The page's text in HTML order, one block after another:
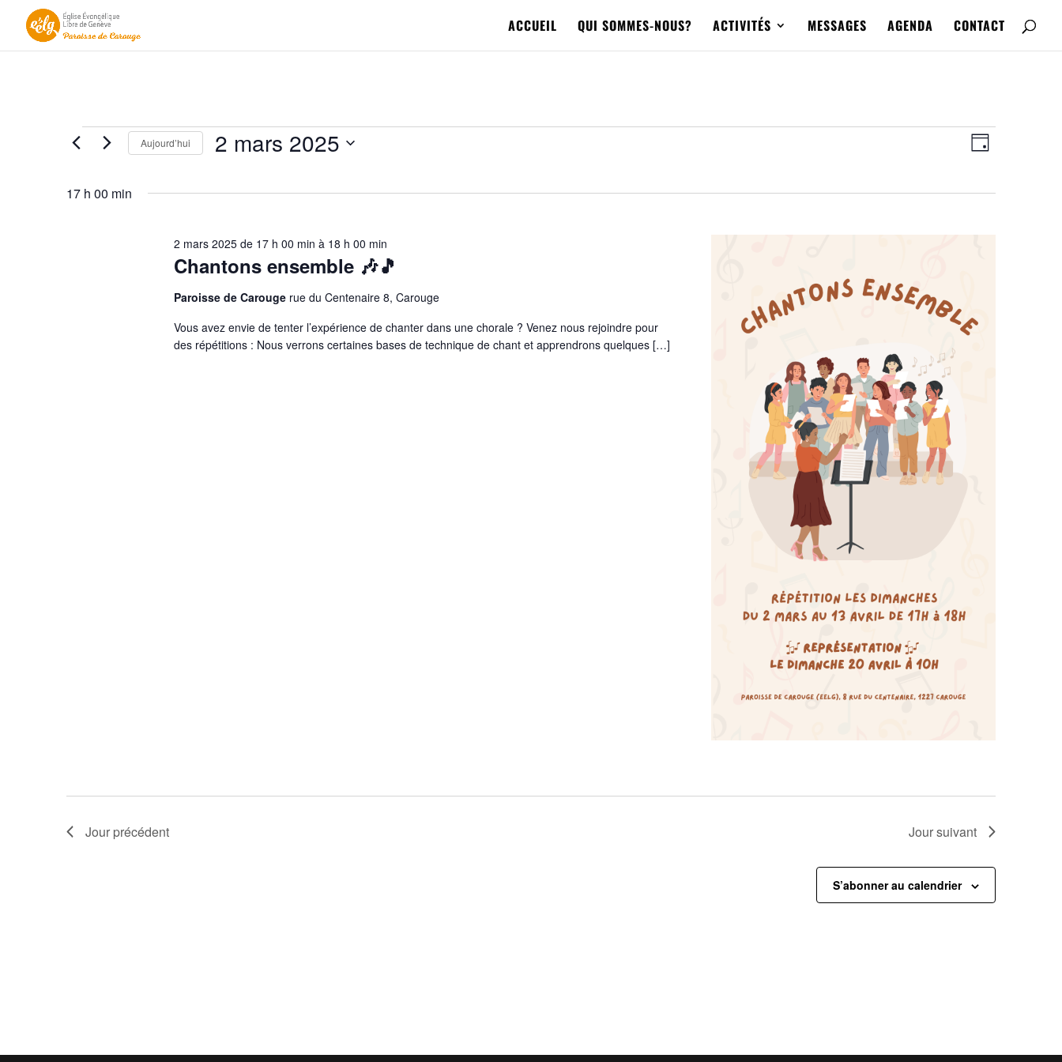
ACCUEIL QUI SOMMES-NOUS? ACTIVITÉS MESSAGES AGENDA CONTACT
Évènements
2
mars
par
de
Jour
Aujourd’hui 2 mars 2025
17 h 00 min
Chantons ensemble 🎶🎵
2 mars 2025 de 17 h 00 min à 18 h 00 min
Paroisse de Carouge rue du Centenaire 8, Carouge
Vous avez envie de tenter l’expérience de chanter dans une chorale ? Venez nous rejoindre pour
des répétitions : Nous verrons certaines bases de technique de chant et apprendrons quelques […]
Jour précédent Jour suivant
S’abonner au calendrier